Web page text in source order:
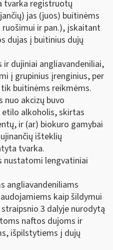
tvarka registruotų
jas (juos) buitinėms
ir pan.), įskaitant
dujas į buitinius dujų
dujiniai angliavandeniliai,
į grupinius įrenginius, per
buitinėms reikmėms.
nuo akcizų buvo
alkoholis, skirtas
ir (ar) biokuro gamybai
išteklių
tvarka.
nustatomi lengvatiniai
angliavandeniliams
kaip šildymui
3 dalyje nurodytą
naftos dujoms ir
išpilstytiems į dujų